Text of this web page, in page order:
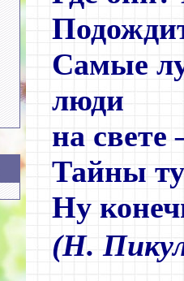
Самые
люди
на свете
Тайны
Ну
(Н.